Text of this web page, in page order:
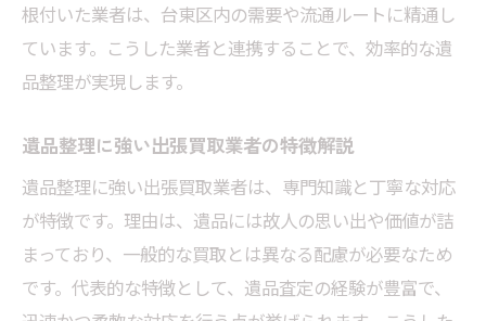
根付いた業者は、台東区内の需要や流通ルートに精通し
ています。こうした業者と連携することで、効率的な遺
品整理が実現します。
遺品整理に強い出張買取業者の特徴解説
遺品整理に強い出張買取業者は、専門知識と丁寧な対応
が特徴です。理由は、遺品には故人の思い出や価値が詰
まっており、一般的な買取とは異なる配慮が必要なため
です。代表的な特徴として、遺品査定の経験が豊富で、